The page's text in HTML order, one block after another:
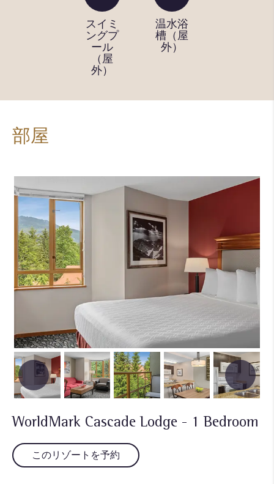
スイミ
ングプ
ール
（屋
外）
温水浴
槽（屋
外）
部屋
WorldMark Cascade Lodge - 1 Bedroom
このリゾートを予約